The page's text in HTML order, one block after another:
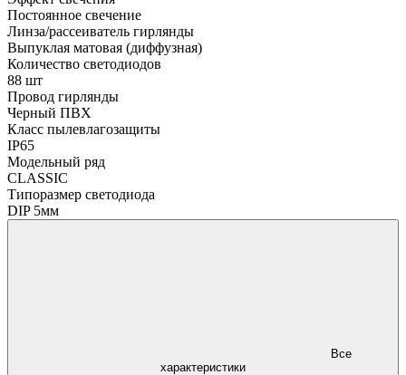
Постоянное свечение
Линза/рассеиватель гирлянды
Выпуклая матовая (диффузная)
Количество светодиодов
88 шт
Провод гирлянды
Черный ПВХ
Класс пылевлагозащиты
IP65
Модельный ряд
CLASSIC
Типоразмер светодиода
DIP 5мм
характеристики